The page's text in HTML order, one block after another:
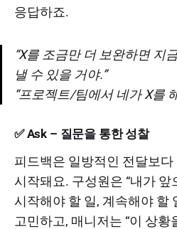
응답하죠.
“X를 조금만 더 보완하면 지
낼 수 있을 거야.”
“프로젝트/팀에서 네가 X를
✅ Ask – 질문을 통한 성찰
피드백은 일방적인 전달보다
시작돼요. 구성원은 “내가 앞
시작해야 할 일, 계속해야 할
고민하고, 매니저는 “이 상